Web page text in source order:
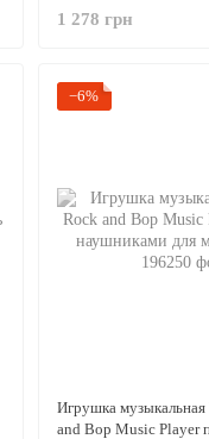
1 278 грн
−6%
Игрушка
and Bop Music Player